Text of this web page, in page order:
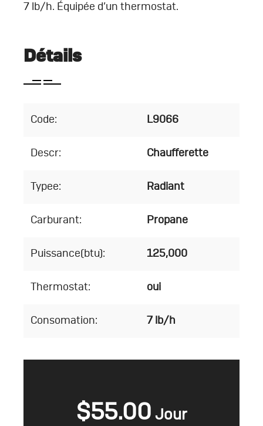
7 lb/h. Équipée d’un thermostat.
Détails
Code: L9066
Descr: Chaufferette
Typee: Radiant
Carburant: Propane
Puissance(btu): 125,000
Thermostat: oui
Consomation: 7 lb/h
$55.00